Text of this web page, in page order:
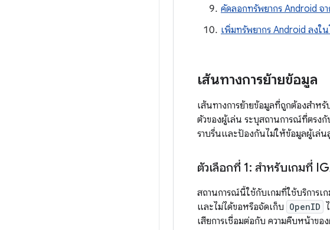
คัดลอกทรัพยากร Android จ
เพิ่มทรัพยากร Android ลงใ
เส้นทางการย้ายข้อมูล
เส้นทางการย้ายข้อมูลที่ถูกต้องสำห
ตัวของผู้เล่น ระบุสถานการณ์ที่ตรง
ราบรื่นและป้องกันไม่ให้ข้อมูลผู้เล่
ตัวเลือกที่ 1: สำหรับเกมที่
สถานการณ์นี้ใช้กับเกมที่ใช้บริการเ
และไม่ได้ขอหรือจัดเก็บ OpenID
เสียการเชื่อมต่อกับ ความคืบหน้าขอ